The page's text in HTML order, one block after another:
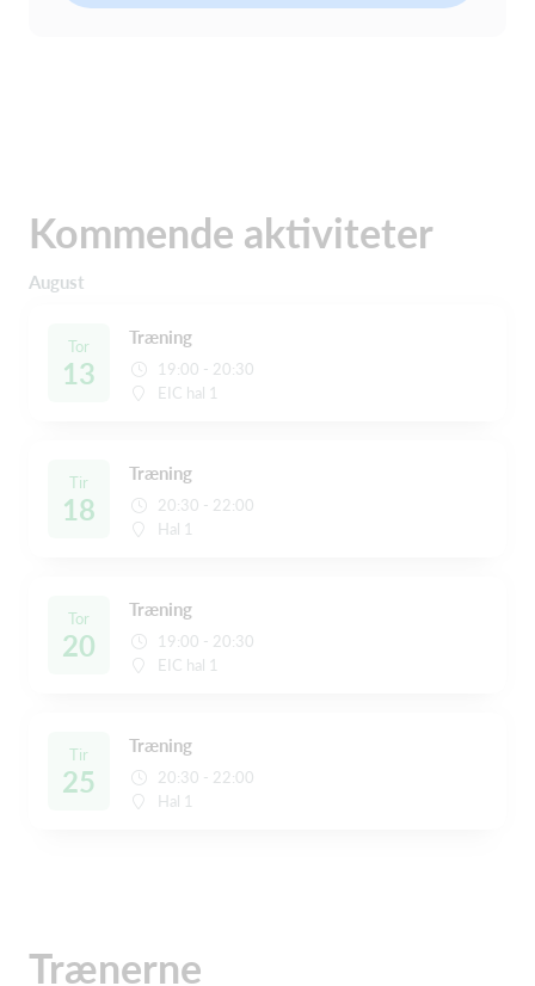
Kommende aktiviteter
August
Tor
13
Træning
19:00 - 20:30
EIC hal 1
Tir
18
Træning
20:30 - 22:00
Hal 1
Tor
20
Træning
19:00 - 20:30
EIC hal 1
Tir
25
Træning
20:30 - 22:00
Hal 1
Trænerne